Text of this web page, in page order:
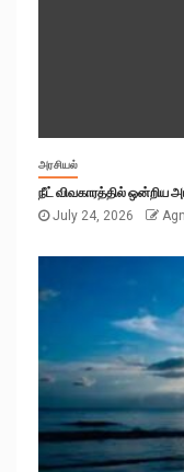
அரசியல்
நீட் விவகாரத்தில் ஒன்றிய
July 24, 2026